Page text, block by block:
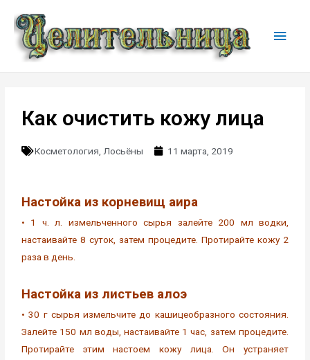
Как очистить кожу лица
Косметология Лосьёны 11 марта, 2019
Настойка из корневищ аира
• 1 ч. л. измельченного сырья залейте 200 мл водки,
настаивайте 8 суток, затем процедите. Протирайте кожу 2
раза в день.
Настойка из листьев алоэ
• 30 г сырья измельчите до кашицеобразного состояния.
Залейте 150 мл воды, настаивайте 1 час, затем процедите.
Протирайте этим настоем кожу лица. Он устраняет